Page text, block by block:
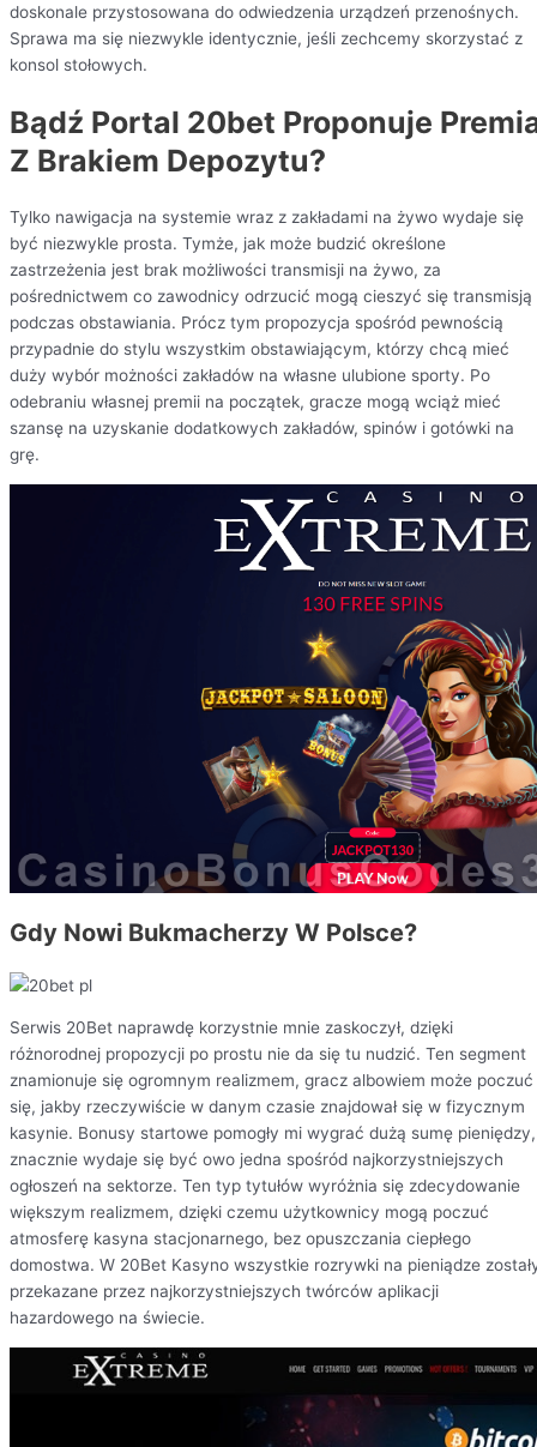
doskonale przystosowana do odwiedzenia urządzeń przenośnych.
Sprawa ma się niezwykle identycznie, jeśli zechcemy skorzystać z
konsol stołowych.
Bądź Portal 20bet Proponuje
Z Brakiem Depozytu?
Tylko nawigacja na systemie wraz z zakładami na żywo wydaje się
być niezwykle prosta. Tymże, jak może budzić określone
zastrzeżenia jest brak możliwości transmisji na żywo, za
pośrednictwem co zawodnicy odrzucić mogą cieszyć się transmisją
podczas obstawiania. Prócz tym propozycja spośród pewnością
przypadnie do stylu wszystkim obstawiającym, którzy chcą mieć
duży wybór możności zakładów na własne ulubione sporty. Po
odebraniu własnej premii na początek, gracze mogą wciąż mieć
szansę na uzyskanie dodatkowych zakładów, spinów i gotówki na
grę.
Gdy Nowi Bukmacherzy W Polsce?
Serwis 20Bet naprawdę korzystnie mnie zaskoczył, dzięki
różnorodnej propozycji po prostu nie da się tu nudzić. Ten segment
znamionuje się ogromnym realizmem, gracz albowiem może poczuć
się, jakby rzeczywiście w danym czasie znajdował się w fizycznym
kasynie. Bonusy startowe pomogły mi wygrać dużą sumę pieniędzy,
znacznie wydaje się być owo jedna spośród najkorzystniejszych
ogłoszeń na sektorze. Ten typ tytułów wyróżnia się zdecydowanie
większym realizmem, dzięki czemu użytkownicy mogą poczuć
atmosferę kasyna stacjonarnego, bez opuszczania ciepłego
domostwa. W 20Bet Kasyno wszystkie rozrywki na pieniądze
przekazane przez najkorzystniejszych twórców aplikacji
hazardowego na świecie.